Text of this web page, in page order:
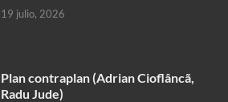
19 julio, 2026
Plan contraplan (Adrian Cioflâncã,
Radu Jude)